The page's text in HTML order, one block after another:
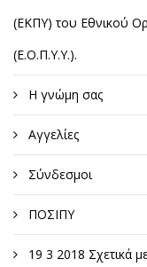
(ΕΚΠΥ) του Εθνικού
(Ε.Ο.Π.Υ.Υ.).
Η γνώμη σας
Αγγελίες
Σύνδεσμοι
ΠΟΣΙΠΥ
19 3 2018 Σχετικά